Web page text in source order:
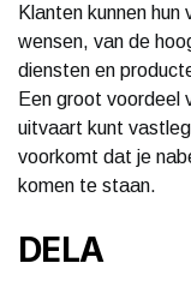
Klanten kunnen
wensen, van de
diensten en
Een groot voordeel
uitvaart kunt
voorkomt dat je
komen te staan.
DELA